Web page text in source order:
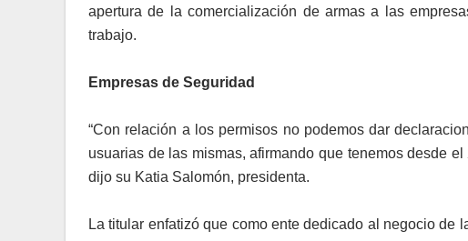
apertura de la comercialización de armas a las
trabajo.
Empresas de Seguridad
“Con relación a los permisos no podemos dar
usuarias de las mismas, afirmando que tenemos desde
dijo su Katia Salomón, presidenta.
La titular enfatizó que como ente dedicado al negocio de